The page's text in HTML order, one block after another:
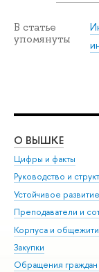
В статье
упомянуты
О ВЫШКЕ
Цифры и факты
Руководство и
Устойчивое
Преподаватели и
Корпуса и
Закупки
Обращения